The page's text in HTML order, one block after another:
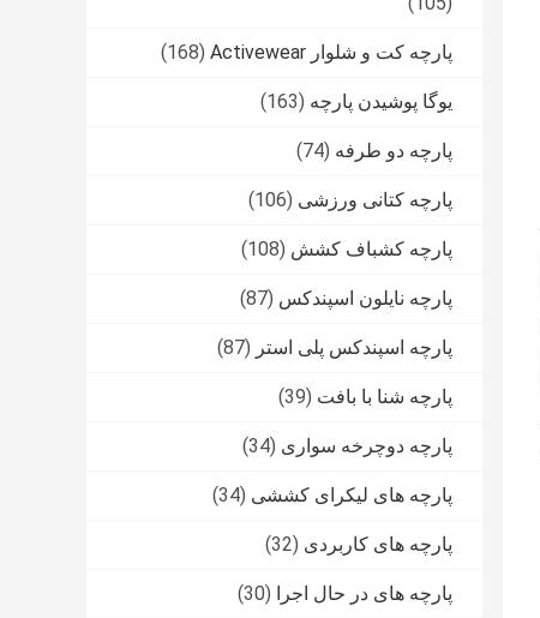
پارچه کت و شلوار Activewear (168)
یوگا پوشیدن پارچه (163)
پارچه دو طرفه (74)
پارچه کتانی ورزشی (106)
پارچه کشباف کشش (108)
پارچه نایلون اسپندکس (87)
پارچه اسپندکس پلی استر (87)
پارچه شنا با بافت (39)
پارچه دوچرخه سواری (34)
پارچه های لیکرای کششی (34)
پارچه های کاربردی (32)
پارچه های در حال اجرا (30)